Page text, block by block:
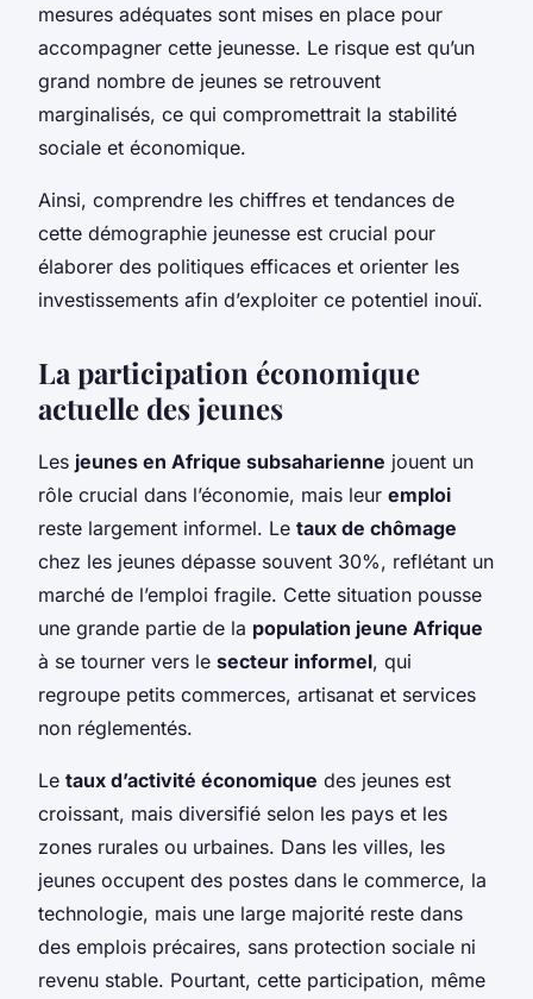
mesures adéquates sont mises en place pour
accompagner cette jeunesse. Le risque est qu’un
grand nombre de jeunes se retrouvent
marginalisés, ce qui compromettrait la stabilité
sociale et économique.
Ainsi, comprendre les chiffres et tendances de
cette démographie jeunesse est crucial pour
élaborer des politiques efficaces et orienter les
investissements afin d’exploiter ce potentiel inouï.
La participation économique
actuelle des jeunes
Les jeunes en Afrique subsaharienne jouent un
rôle crucial dans l’économie, mais leur emploi
reste largement informel. Le taux de chômage
chez les jeunes dépasse souvent 30%, reflétant un
marché de l’emploi fragile. Cette situation pousse
une grande partie de la population jeune Afrique
à se tourner vers le secteur informel, qui
regroupe petits commerces, artisanat et services
non réglementés.
Le taux d’activité économique des jeunes est
croissant, mais diversifié selon les pays et les
zones rurales ou urbaines. Dans les villes, les
jeunes occupent des postes dans le commerce, la
technologie, mais une large majorité reste dans
des emplois précaires, sans protection sociale ni
revenu stable. Pourtant, cette participation, même